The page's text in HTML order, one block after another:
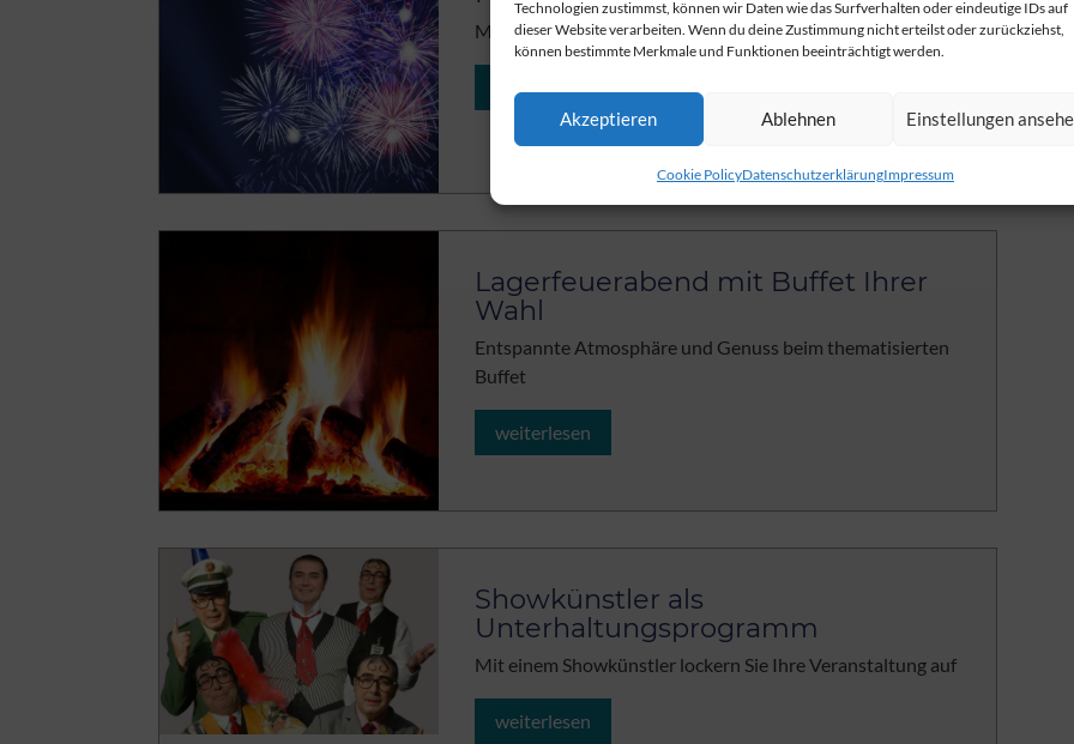
Technologien zustimmst, können wir Daten wie das Surfverhalten oder eindeutige IDs auf
dieser Website verarbeiten. Wenn du deine Zustimmung nicht erteilst oder zurückziehst,
können bestimmte Merkmale und Funktionen beeinträchtigt werden.
Akzeptieren Ablehnen Einstellungen
Cookie PolicyDatenschutzerklärungImpressum
Mit einem Feuerwerk den Himmel erstrahlen lassen
Lagerfeuerabend mit Buffet Ihrer
Wahl
Entspannte Atmosphäre und Genuss beim thematisierten
Buffet
weiterlesen
Showkünstler als
Unterhaltungsprogramm
Mit einem Showkünstler lockern Sie Ihre Veranstaltung auf
weiterlesen